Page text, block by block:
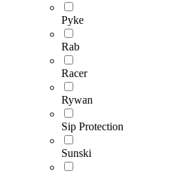
Pyke
Rab
Racer
Rywan
Sip Protection
Sunski